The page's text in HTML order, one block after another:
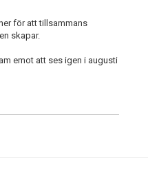
för att tillsammans
skapar.
emot att ses igen i augusti